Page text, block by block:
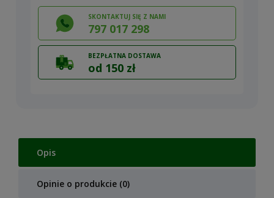
SKONTAKTUJ SIĘ Z NAMI
797 017 298
BEZPŁATNA DOSTAWA
od 150 zł
Opis
Opinie o produkcie (0)